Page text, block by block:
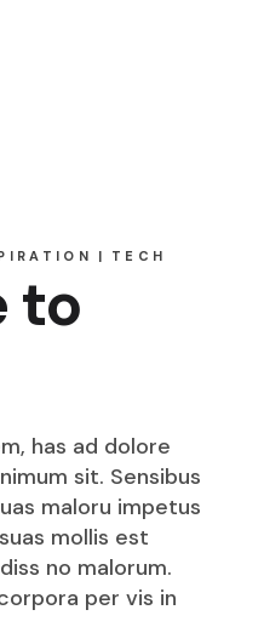
TECH
to
has ad dolore
sit. Sensibus
maloru impetus
mollis est
no malorum.
per vis in